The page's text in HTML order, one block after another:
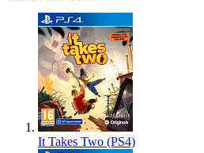
It Takes Two (PS4)